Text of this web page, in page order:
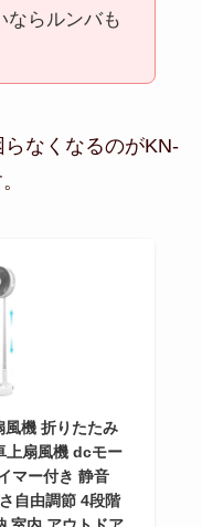
ならルンバも
なくなるのがKN-
風機 折りたたみ
上扇風機 dcモー
マー付き 静音
自由調節 4段階